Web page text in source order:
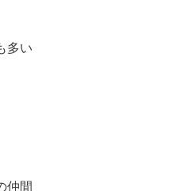
多い
仲間